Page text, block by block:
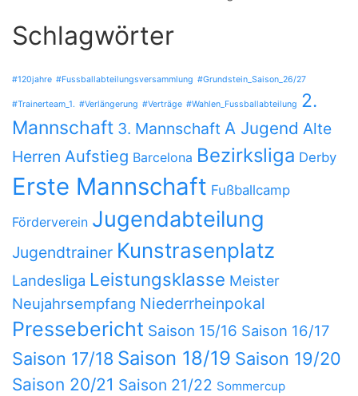
Schlagwörter
#120jahre #Fussballabteilungsversammlung #Grundstein_Saison_26/27
#Trainerteam_1. #Verlängerung #Verträge #Wahlen_Fussballabteilung 2.
Mannschaft 3. Mannschaft A Jugend Alte
Herren Aufstieg Barcelona Bezirksliga Derby
Erste Mannschaft Fußballcamp
Förderverein Jugendabteilung
Jugendtrainer Kunstrasenplatz
Landesliga Leistungsklasse Meister
Neujahrsempfang Niederrheinpokal
Pressebericht Saison 15/16 Saison 16/17
Saison 17/18 Saison 18/19 Saison 19/20
Saison 20/21 Saison 21/22 Sommercup